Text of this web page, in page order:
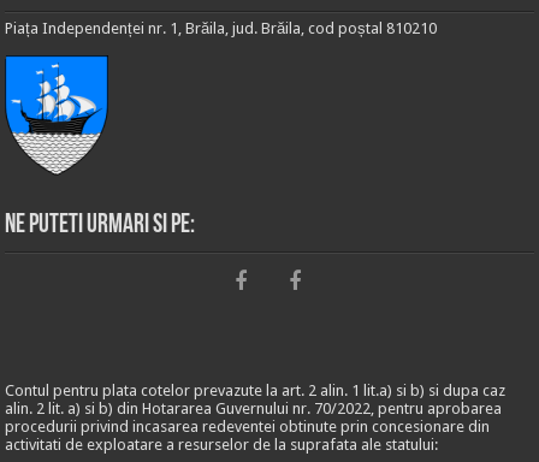
Piața Independenței nr. 1, Brăila, jud. Brăila, cod poștal 810210
Ne puteti urmari si pe:
Contul pentru plata cotelor prevazute la art. 2 alin. 1 lit.a) si b) si dupa caz
alin. 2 lit. a) si b) din Hotararea Guvernului nr. 70/2022, pentru aprobarea
procedurii privind incasarea redeventei obtinute prin concesionare din
activitati de exploatare a resurselor de la suprafata ale statului: